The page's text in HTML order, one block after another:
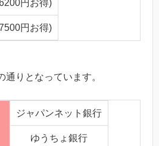
円お得)
円お得)
通りとなっています。
ジャパンネット銀行
ゆうちょ銀行